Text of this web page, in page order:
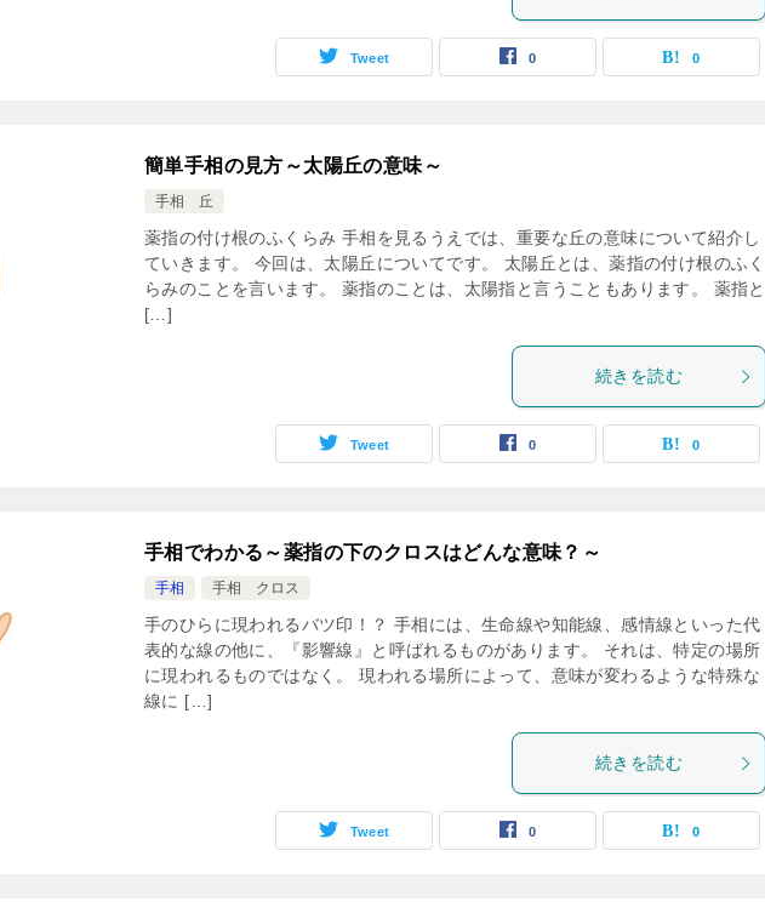
Tweet 0 0
簡単手相の見方～太陽丘の意味～
手相 丘
薬指の付け根のふくらみ 手相を見るうえでは、重要な丘の意味について紹介し
ていきます。 今回は、太陽丘についてです。 太陽丘とは、薬指の付け根のふく
らみのことを言います。 薬指のことは、太陽指と言うこともあります。 薬指と
[…]
続きを読む
Tweet 0 0
手相でわかる～薬指の下のクロスはどんな意味？～
手相 手相 クロス
手のひらに現われるバツ印！？ 手相には、生命線や知能線、感情線といった代
表的な線の他に、『影響線』と呼ばれるものがあります。 それは、特定の場所
に現われるものではなく。 現われる場所によって、意味が変わるような特殊な
線に […]
続きを読む
Tweet 0 0